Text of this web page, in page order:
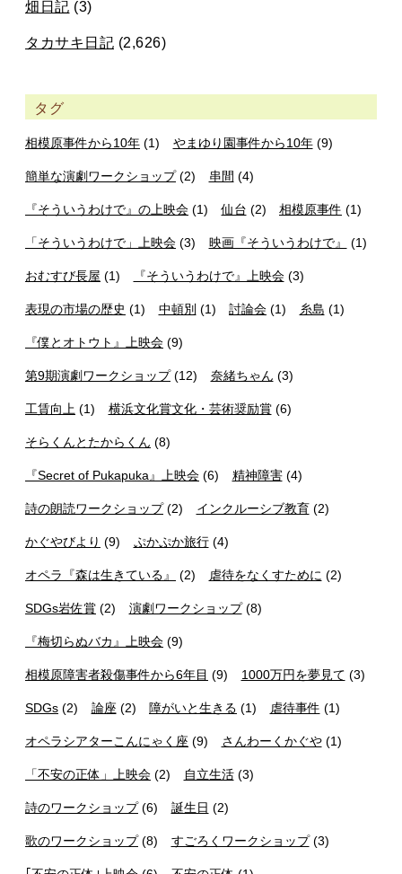
畑日記 (3)
タカサキ日記 (2,626)
タグ
相模原事件から10年 (1) やまゆり園事件から10年(9)
簡単な演劇ワークショップ(2) 串間 (4)
『そういうわけで』の上映会 (1) 仙台 (2) 相模原事件 (1)
「そういうわけで」上映会 (3) 映画『そういうわけで』 (1)
おむすび長屋 (1) 『そういうわけで』上映会(3)
表現の市場の歴史 (1) 中頓別 (1) 討論会 (1) 糸島 (1)
『僕とオトウト』上映会 (9)
第9期演劇ワークショップ(12) 奈緒ちゃん (3)
工賃向上 (1) 横浜文化賞文化・芸術奨励賞(6)
そらくんとたからくん (8)
『Secret of Pukapuka』上映会 (6) 精神障害(4)
詩の朗読ワークショップ(2) インクルーシブ教育(2)
かぐやびより (9) ぷかぷか旅行(4)
オペラ『森は生きている』 (2) 虐待をなくすために (2)
SDGs岩佐賞 (2) 演劇ワークショップ(8)
『梅切らぬバカ』上映会 (9)
相模原障害者殺傷事件から6年目 (9) 1000万円を夢見て (3)
SDGs (2) 論座 (2) 障がいと生きる (1) 虐待事件 (1)
オペラシアターこんにゃく座 (9) さんわーくかぐや(1)
「不安の正体」上映会 (2) 自立生活(3)
詩のワークショップ(6) 誕生日 (2)
歌のワークショップ(8) すごろくワークショップ(3)